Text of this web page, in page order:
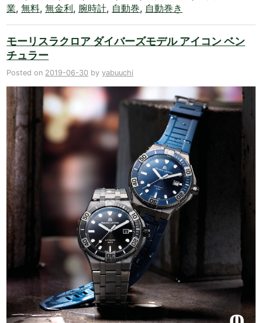
業,無料,無金利, 腕時計, 自動巻, 自動巻き
モーリスラクロア ダイバーズモデル アイコン ベン
チュラー
Posted on 2019-06-30 byyabuuchi